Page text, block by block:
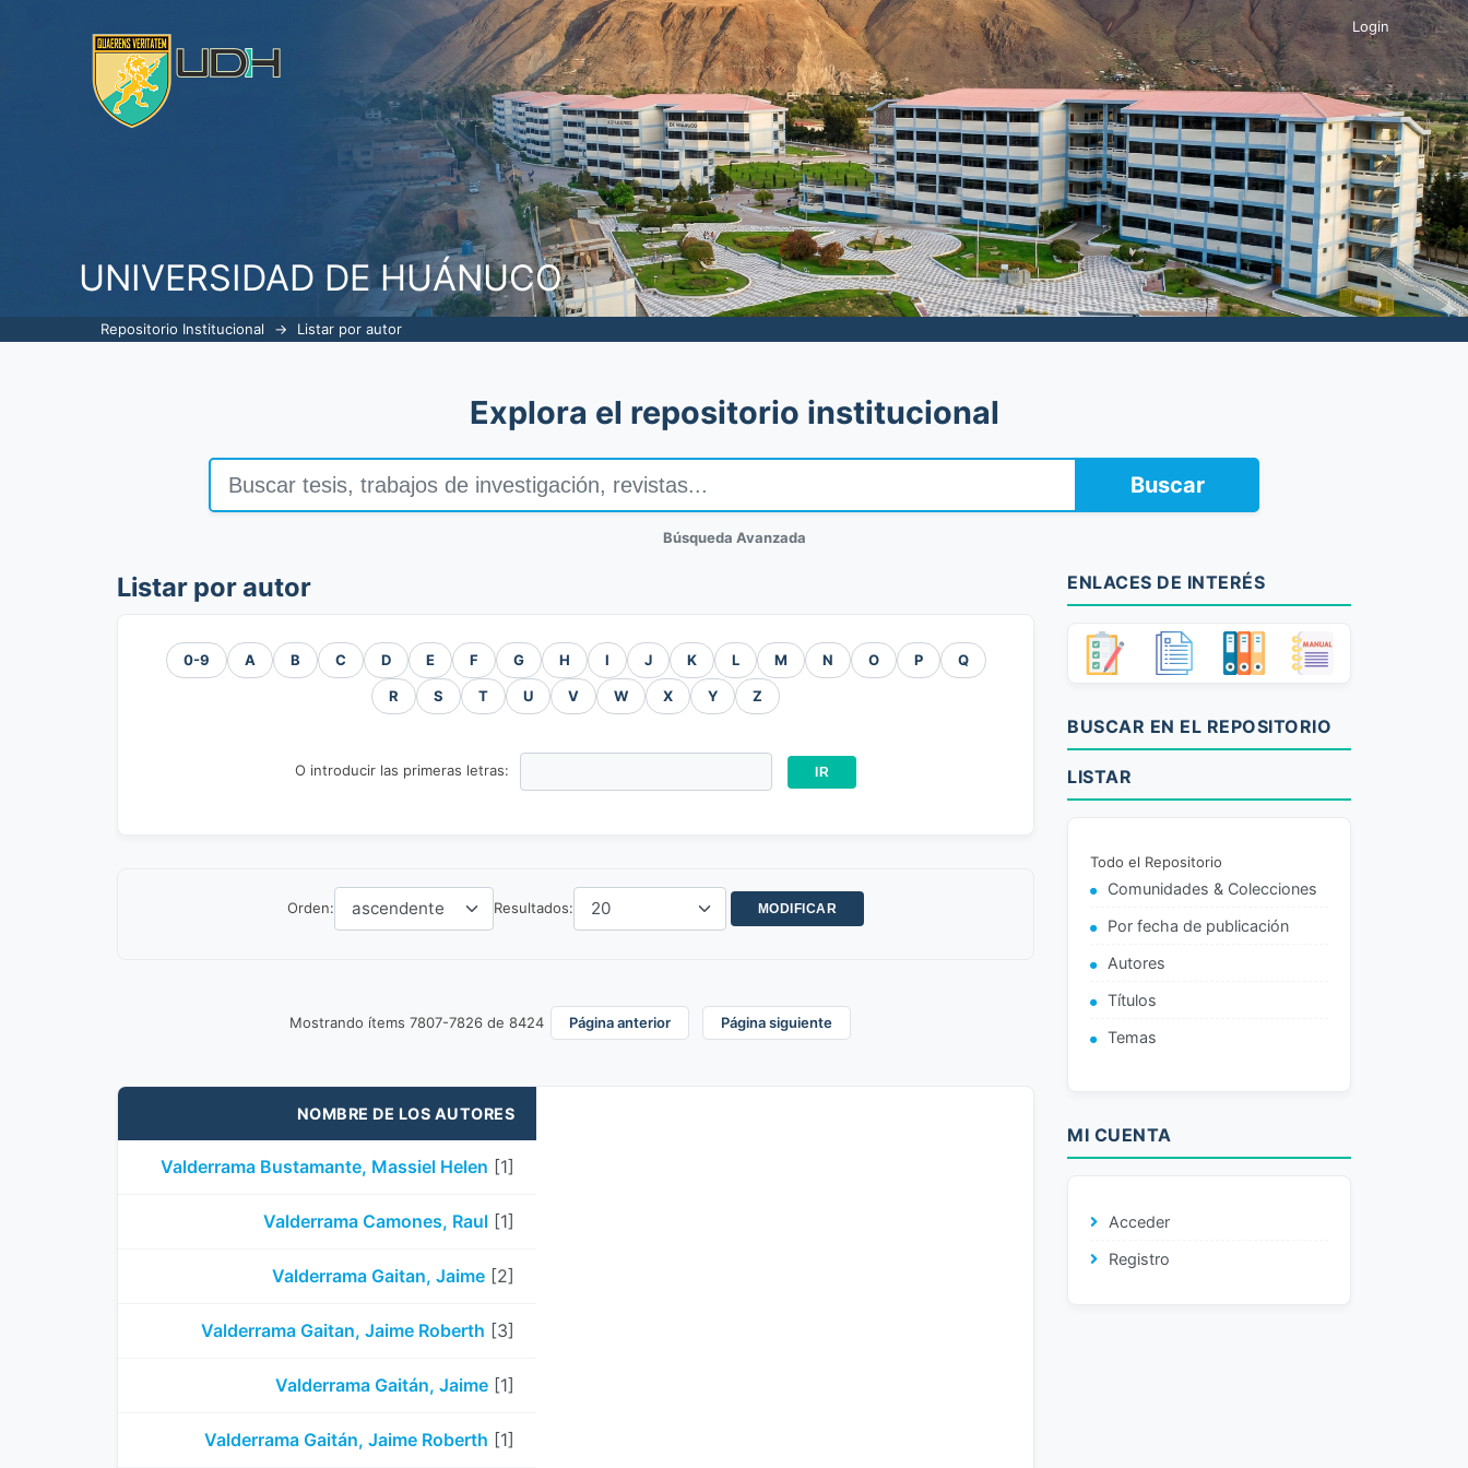
UNIVERSIDAD DE HUÁNUCO
Login
Repositorio Institucional → Listar por autor
Explora el repositorio institucional
Buscar
Búsqueda Avanzada
Listar por autor
0-9 A B C D E F G H I J K L M N O P Q
R S T U V W X Y Z
O introducir las primeras letras:
Orden: Resultados:
Mostrando ítems 7807-7826 de 8424 Página anterior Página siguiente
NOMBRE DE LOS AUTORES
Valderrama Bustamante, Massiel Helen [1]
Valderrama Camones, Raul [1]
Valderrama Gaitan, Jaime [2]
Valderrama Gaitan, Jaime Roberth [3]
Valderrama Gaitán, Jaime [1]
Valderrama Gaitán, Jaime Roberth [1]
ENLACES DE INTERÉS
BUSCAR EN EL REPOSITORIO
LISTAR
Todo el Repositorio
Comunidades & Colecciones
Por fecha de publicación
Autores
Títulos
Temas
MI CUENTA
Acceder
Registro